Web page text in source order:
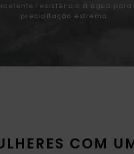
COM
resistência à água para
precipitação extrema